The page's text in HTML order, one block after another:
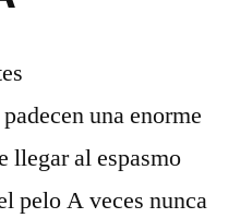
una enorme
llegar al espasmo
pelo A veces nunca